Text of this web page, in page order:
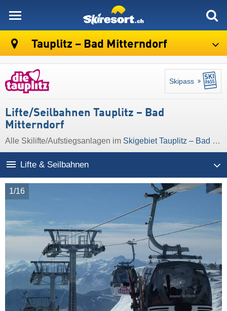
Tauplitz – Bad Mitterndorf
Skipass
Lifte/Seilbahnen Tauplitz – Bad
Mitterndorf
Alle Skilifte/Aufstiegsanlagen im Skigebiet Tauplitz – Bad Mitterndorf
Lifte & Seilbahnen
1/16